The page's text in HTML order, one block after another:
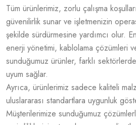
Tüm ürünlerimiz, zorlu çalışma
güvenilirlik sunar ve işletmenizin
şekilde sürdürmesine yardımcı olur.
enerji yönetimi, kablolama çözümleri
sunduğumuz ürünler, farklı
uyum sağlar.
Ayrıca, ürünlerimiz sadece kaliteli
uluslararası standartlara uygunluk
Müşterilerimize sunduğumuz